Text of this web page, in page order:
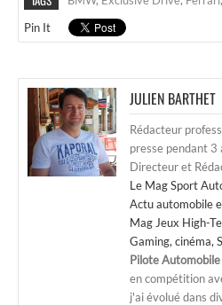
Pin It
JULIEN BARTHET
Rédacteur
presse pendant 3
Directeur et
Le Mag Sport
Actu automobile
Mag Jeux High-
Gaming, cinéma,
Pilote Automobile
en compétition
j'ai évolué dans